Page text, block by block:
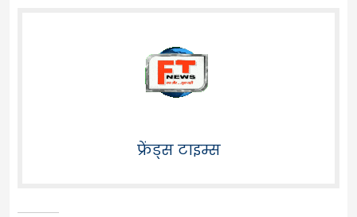
फ्रेंड्स टाइम्स